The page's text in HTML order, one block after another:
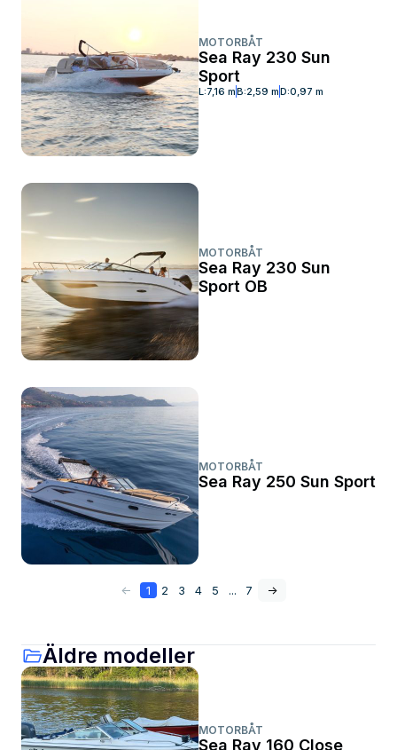
MOTORBÅT
Sea Ray 230 Sun
Sport
L:7,16 mB:2,59 mD:0,97 m
MOTORBÅT
Sea Ray 230 Sun
Sport OB
MOTORBÅT
Sea Ray 250 Sun Sport
<- 1 2 3 4 5 ... 7 ->
Äldre modeller
MOTORBÅT
Sea Ray 160 Close